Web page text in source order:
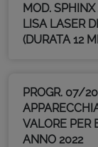
MOD.
LISA LASER
(DURATA 12
PROGR. 07/
VALORE PER
ANNO 2022